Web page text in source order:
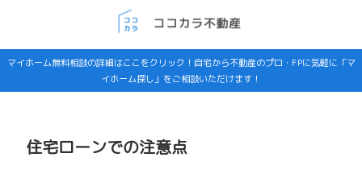
マイホーム無料相談の詳細はここをクリック！自宅から不動産のプロ・FPに気軽に「マ
イホーム探し」をご相談いただけます！
住宅ローンでの注意点